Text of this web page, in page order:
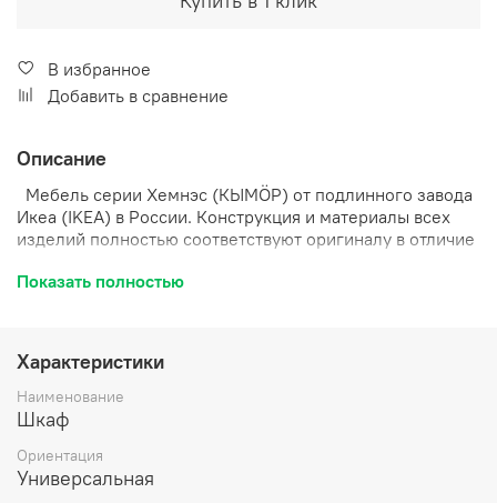
В избранное
Добавить в сравнение
Описание
Мебель серии Хемнэс (КЫМӦР) от подлинного завода
Икеа (IKEA) в России. Конструкция и материалы всех
изделий полностью соответствуют оригиналу в отличие
на рынке. Поэтому вы можете докупить мебель к уже
Преимущества мебели Хемнэс в стиле Икеа:
1. Аутентичный внешний вид, исходное качество.
дно ящиков имеет стильный полосатый рисунок.
3. Оригинальная фурнитура и лакокрасочное покрытие.
Показать полностью
Характеристики
Наименование
Шкаф
Ориентация
Универсальная